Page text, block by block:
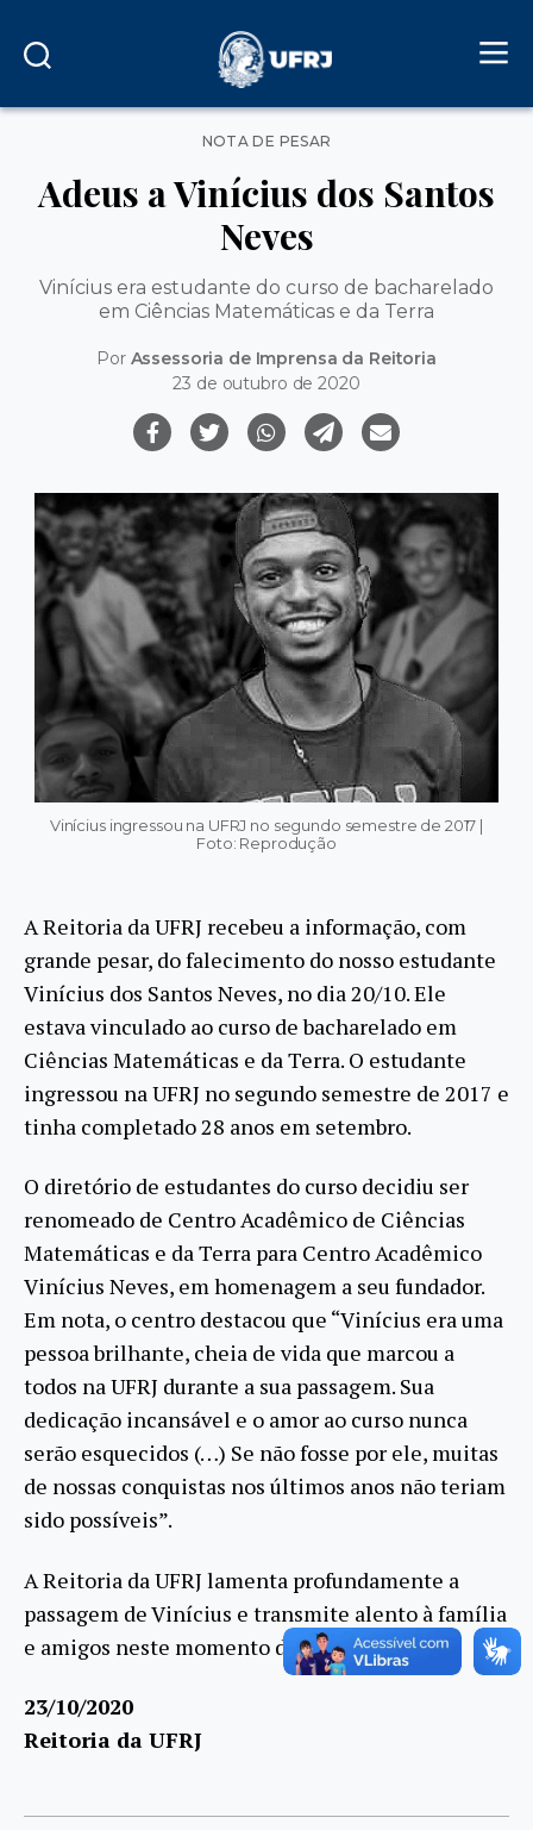
Categorias
NOTA DE PESAR
Adeus a Vinícius dos Santos
Neves
Vinícius era estudante do curso de bacharelado
em Ciências Matemáticas e da Terra
Por Assessoria de Imprensa da Reitoria
23 de outubro de 2020
Vinícius ingressou na UFRJ no segundo semestre de 2017 |
Foto: Reprodução
A Reitoria da UFRJ recebeu a informação, com
grande pesar, do falecimento do nosso estudante
Vinícius dos Santos Neves, no dia 20/10. Ele
estava vinculado ao curso de bacharelado em
Ciências Matemáticas e da Terra. O estudante
ingressou na UFRJ no segundo semestre de 2017 e
tinha completado 28 anos em setembro.
O diretório de estudantes do curso decidiu ser
renomeado de Centro Acadêmico de Ciências
Matemáticas e da Terra para Centro Acadêmico
Vinícius Neves, em homenagem a seu fundador.
Em nota, o centro destacou que “Vinícius era uma
pessoa brilhante, cheia de vida que marcou a
todos na UFRJ durante a sua passagem. Sua
dedicação incansável e o amor ao curso nunca
serão esquecidos (…) Se não fosse por ele, muitas
de nossas conquistas nos últimos anos não teriam
sido possíveis”.
A Reitoria da UFRJ lamenta profundamente a
passagem de Vinícius e transmite alento à família
e amigos neste momento de consternação.
23/10/2020
Reitoria da UFRJ